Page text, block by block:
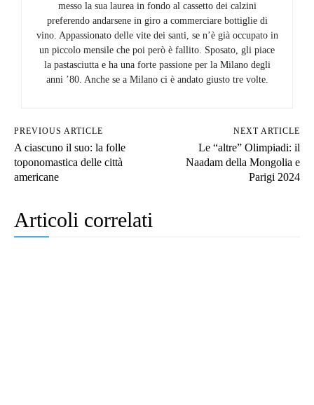
messo la sua laurea in fondo al cassetto dei calzini
preferendo andarsene in giro a commerciare bottiglie di
vino. Appassionato delle vite dei santi, se n’è già occupato in
un piccolo mensile che poi però è fallito. Sposato, gli piace
la pastasciutta e ha una forte passione per la Milano degli
anni ’80. Anche se a Milano ci è andato giusto tre volte.
PREVIOUS ARTICLE
A ciascuno il suo: la folle
toponomastica delle città
americane
NEXT ARTICLE
Le “altre” Olimpiadi: il
Naadam della Mongolia e
Parigi 2024
Articoli correlati